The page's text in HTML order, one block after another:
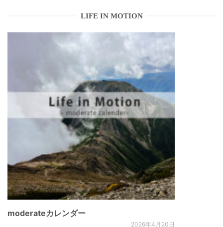
LIFE IN MOTION
moderateカレンダー
2026年4月20日